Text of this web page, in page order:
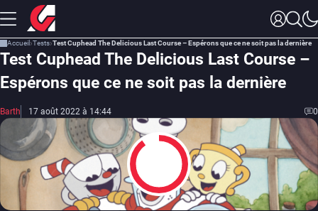
Accueil Tests Test Cuphead The Delicious Last Course – Espérons que ce ne soit pas la dernière
Test Cuphead The Delicious Last Course –
Espérons que ce ne soit pas la dernière
Barth 17 août 2022 à 14:44 0